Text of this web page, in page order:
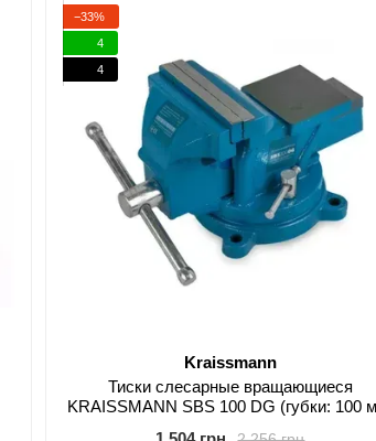
−33%
4
4
Kraissmann
Тиски слесарные вращающиеся
KRAISSMANN SBS 100 DG (губки: 100